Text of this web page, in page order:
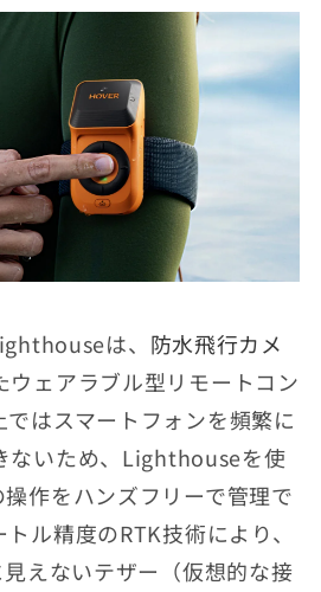
は、 防水飛行カメ
ウェアラブル型リモートコン
ではスマートフォンを頻繁に
ないため、Lighthouseを使
操作をハンズフリーで管理で
ル精度のRTK技術により、
えないテザー（仮想的な接